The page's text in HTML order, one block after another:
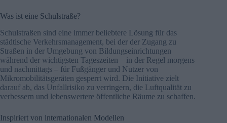
Was ist eine Schulstraße?
Schulstraßen sind eine immer beliebtere Lösung für das
städtische Verkehrsmanagement, bei der der Zugang zu
Straßen in der Umgebung von Bildungseinrichtungen
während der wichtigsten Tageszeiten – in der Regel morgens
und nachmittags – für Fußgänger und Nutzer von
Mikromobilitätsgeräten gesperrt wird. Die Initiative zielt
darauf ab, das Unfallrisiko zu verringern, die Luftqualität zu
verbessern und lebenswertere öffentliche Räume zu schaffen.
Inspiriert von internationalen Modellen